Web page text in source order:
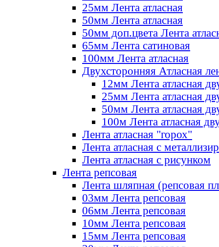
25мм Лента атласная
50мм Лента атласная
50мм доп.цвета Лента
65мм Лента сатиновая
100мм Лента атласная
Двухсторонняя Атласная
12мм Лента атласная
25мм Лента атласная
50мм Лента атласная
100м Лента атласная
Лента атласная "горох"
Лента атласная с
Лента атласная с рисунком
Лента репсовая
Лента шляпная (репсовая
03мм Лента репсовая
06мм Лента репсовая
10мм Лента репсовая
15мм Лента репсовая